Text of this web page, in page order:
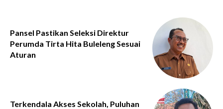
Pansel Pastikan Seleksi Direktur
Perumda Tirta Hita Buleleng Sesuai
Aturan
Terkendala Akses Sekolah, Puluhan